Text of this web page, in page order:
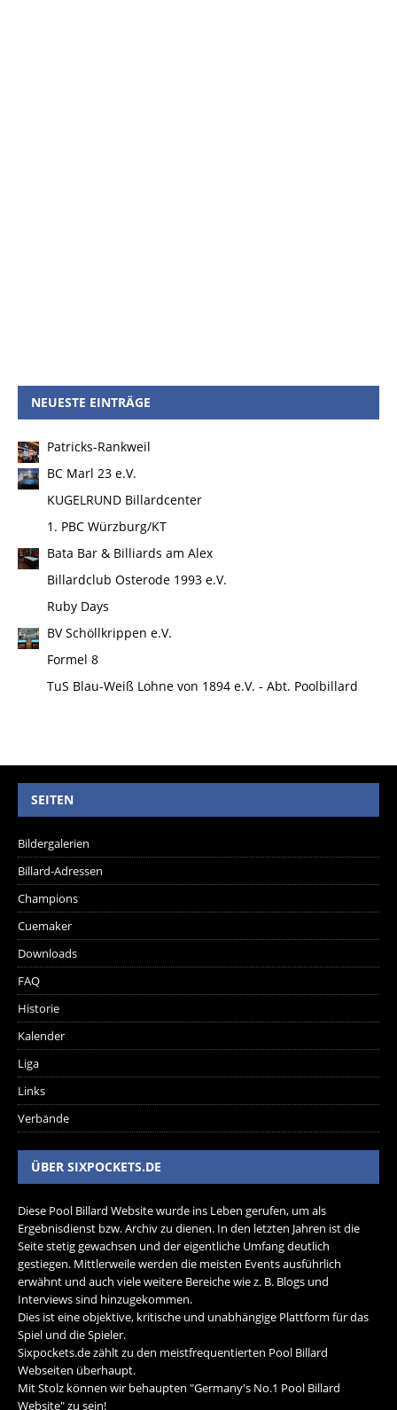
NEUESTE EINTRÄGE
Patricks-Rankweil
BC Marl 23 e.V.
KUGELRUND Billardcenter
1. PBC Würzburg/KT
Bata Bar & Billiards am Alex
Billardclub Osterode 1993 e.V.
Ruby Days
BV Schöllkrippen e.V.
Formel 8
TuS Blau-Weiß Lohne von 1894 e.V. - Abt. Poolbillard
SEITEN
Bildergalerien
Billard-Adressen
Champions
Cuemaker
Downloads
FAQ
Historie
Kalender
Liga
Links
Verbände
ÜBER SIXPOCKETS.DE
Diese Pool Billard Website wurde ins Leben gerufen, um als
Ergebnisdienst bzw. Archiv zu dienen. In den letzten Jahren ist die
Seite stetig gewachsen und der eigentliche Umfang deutlich
gestiegen. Mittlerweile werden die meisten Events ausführlich
erwähnt und auch viele weitere Bereiche wie z. B. Blogs und
Interviews sind hinzugekommen.
Dies ist eine objektive, kritische und unabhängige Plattform für das
Spiel und die Spieler.
Sixpockets.de zählt zu den meistfrequentierten Pool Billard
Webseiten überhaupt.
Mit Stolz können wir behaupten "Germany's No.1 Pool Billard
Website" zu sein!